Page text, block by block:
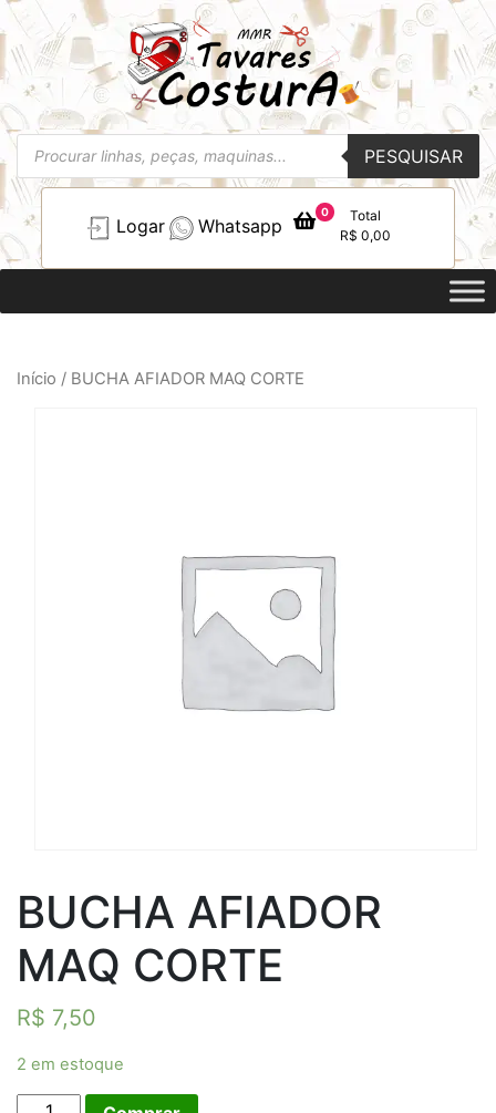
Pesquisar
produtos
PESQUISAR
Logar Whatsapp
0
Total
R$ 0,00
Início / BUCHA AFIADOR MAQ CORTE
BUCHA AFIADOR
MAQ CORTE
R$ 7,50
2 em estoque
BUCHA